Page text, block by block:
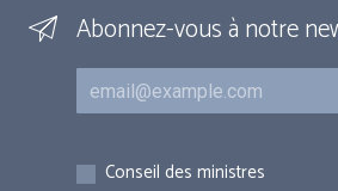
Abonnez-vous à notre
Courriel
Inscriptions
Conseil des ministres